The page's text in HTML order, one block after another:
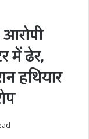
में ढेर,
हथियार